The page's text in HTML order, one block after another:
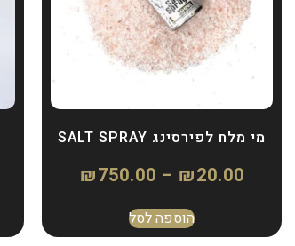
מי מלח לפירסינג SALT SPRAY
₪20.00
–
₪750.00
הוספה לסל